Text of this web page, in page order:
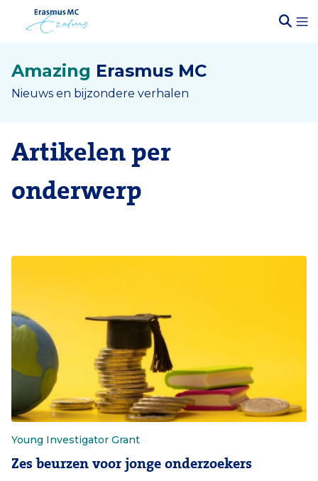
Amazing Erasmus MC
Nieuws en bijzondere verhalen
Artikelen per
onderwerp
Young Investigator Grant
Zes beurzen voor jonge onderzoekers